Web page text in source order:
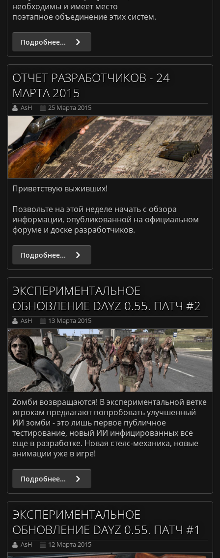
необходимы и имеет место
поэтапное объединение этих систем.
Подробнее...
ОТЧЕТ РАЗРАБОТЧИКОВ - 24
МАРТА 2015
AsH 25 Марта 2015
Приветствую выживших!
Позвольте на этой неделе начать с обзора
информации, опубликованной на официальном
форуме и доске разработчиков.
Подробнее...
ЭКСПЕРИМЕНТАЛЬНОЕ
ОБНОВЛЕНИЕ DAYZ 0.55. ПАТЧ #2
AsH 13 Марта 2015
Zомби возвращаются! В экспериментальной ветке
игрокам предлагают попробовать улучшенный
ИИ зомби - это лишь первое публичное
тестирование, новый ИИ инфицированных все
еще в разработке. Новая стелс-механика, новые
анимации уже в игре!
Подробнее...
ЭКСПЕРИМЕНТАЛЬНОЕ
ОБНОВЛЕНИЕ DAYZ 0.55. ПАТЧ #1
AsH 12 Марта 2015